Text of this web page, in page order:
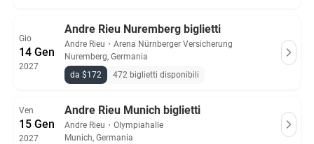
Gio
14 Gen
2027
Andre Rieu Nuremberg biglietti
Andre Rieu ・ Arena Nürnberger Versicherung
Nuremberg, Germania
da $172
472 biglietti disponibili
Ven
15 Gen
2027
Andre Rieu Munich biglietti
Andre Rieu ・ Olympiahalle
Munich, Germania